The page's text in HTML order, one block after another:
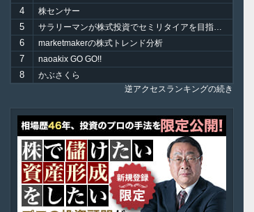
4 株センサー
5 サラリーマンが株式投資でセミリタイアを目指してみました。
6 marketmakerの株式トレンド分析
7 naoakix GO GO!!
8
かぶさくら
逆アクセスランキングの続き